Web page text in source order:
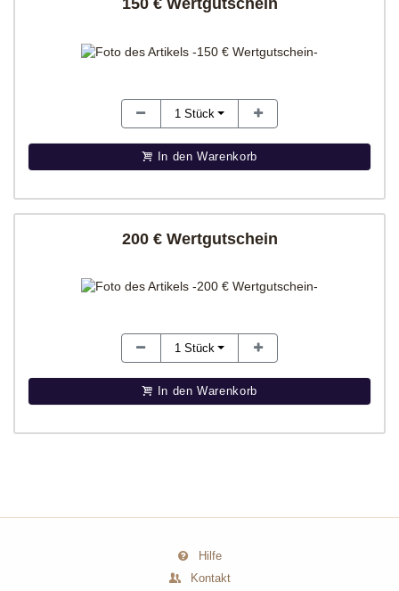
150 € Wertgutschein
1 Stück
In den Warenkorb
200 € Wertgutschein
1 Stück
In den Warenkorb
Hilfe
Kontakt